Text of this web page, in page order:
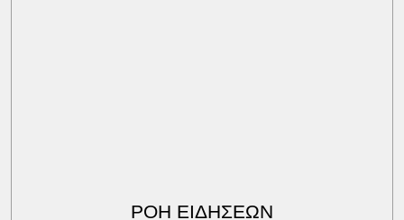
ΡΟΗ ΕΙΔΗΣΕΩΝ